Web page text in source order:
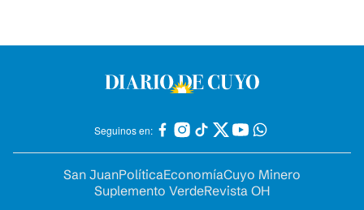
Seguinos en:
San JuanPolíticaEconomíaCuyo Minero
Suplemento VerdeRevista OH